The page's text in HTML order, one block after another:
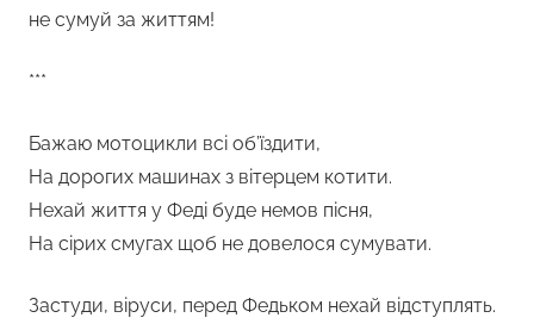
не сумуй за життям!
***
Бажаю мотоцикли всі об’їздити,
На дорогих машинах з вітерцем котити.
Нехай життя у Феді буде немов пісня,
На сірих смугах щоб не довелося сумувати.
Застуди, віруси, перед Федьком нехай відступлять.